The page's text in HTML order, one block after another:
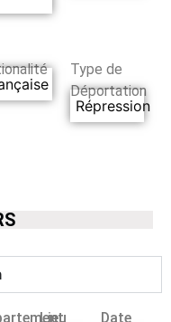
Type de
Déportation
Répression
Lieu
Date